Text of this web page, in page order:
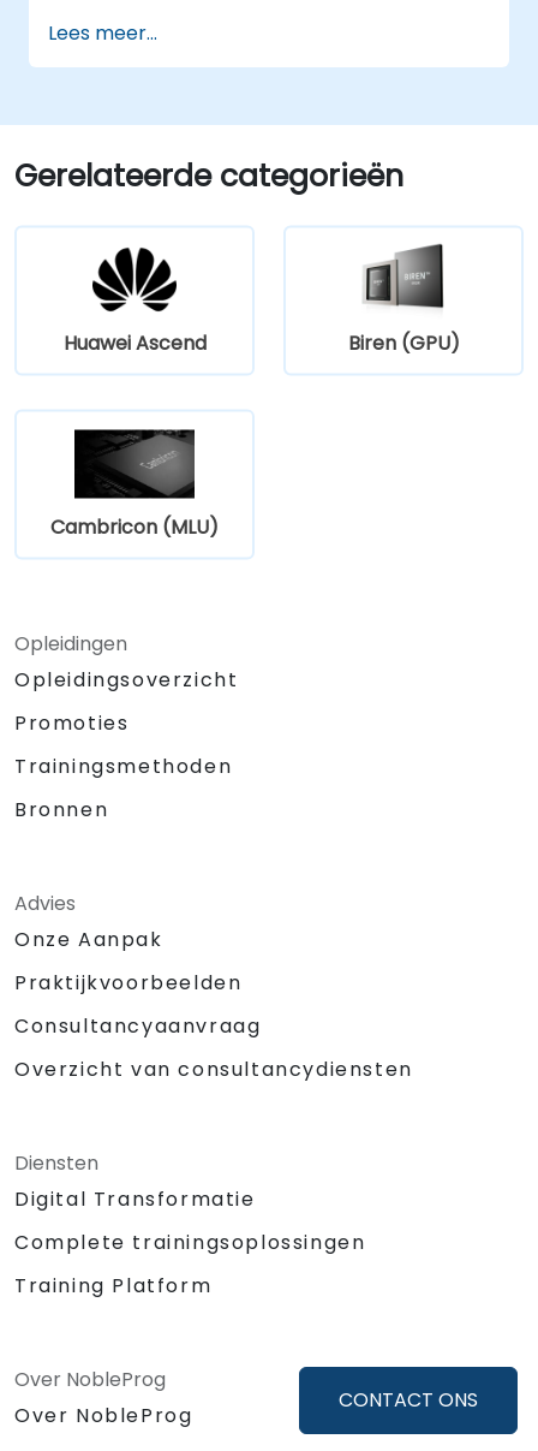
CONTACT ONS
Lees meer...
Gerelateerde categorieën
Huawei Ascend Biren (GPU)
Cambricon (MLU)
Opleidingen
Opleidingsoverzicht
Promoties
Trainingsmethoden
Bronnen
Advies
Onze Aanpak
Praktijkvoorbeelden
Consultancyaanvraag
Overzicht van consultancydiensten
Diensten
Digital Transformatie
Complete trainingsoplossingen
Training Platform
Over NobleProg
Over NobleProg